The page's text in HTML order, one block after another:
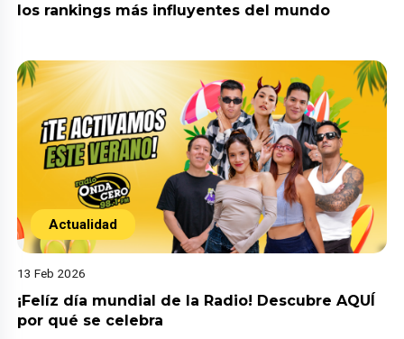
los rankings más influyentes del mundo
Actualidad
13 Feb 2026
¡Felíz día mundial de la Radio! Descubre AQUÍ
por qué se celebra